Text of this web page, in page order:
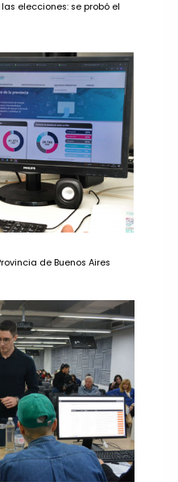
elecciones: se probó el
de Buenos Aires